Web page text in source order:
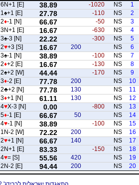
1
NS
-1020
38.89
6N+1 [E]
2
NS
-110
27.78
1 ♠+1 [E]
3
NS
-50
66.67
2♦-1 [N]
4
NS
-630
16.67
3N+1 [E]
5
NS
-300
22.22
3♠-3 [N]
6
NS
200
16.67
2♥+3 [S]
7
NS
-100
38.89
3♠-1 [N]
8
NS
-130
16.67
2♦+2 [E]
9
NS
-170
44.44
2♠+2 [W]
10
NS
200
77.78
3♦-2 [E]
11
NS
130
77.78
2♣+2 [N]
12
NS
130
61.11
3♦+1 [N]
13
NS
-800
0.00
4♥X-3 [N]
14
NS
50
66.67
5♦-1 [E]
15
NS
-100
38.89
4♥-1 [N]
16
NS
200
72.22
1N-2 [W]
17
NS
140
66.67
2♥+1 [N]
18
NS
-150
83.33
2N+1 [E]
19
NS
420
55.56
4♥= [S]
20
NS
200
94.44
2N-2 [E]